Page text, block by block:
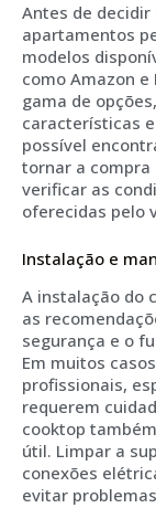
Antes de
apartamentos
modelos
como Amazon
gama de
características
possível
tornar a compra
verificar as
oferecidas pelo
Instalação e
A instalação do
as
segurança e o
Em muitos
profissionais,
requerem
cooktop
útil. Limpar a
conexões
evitar